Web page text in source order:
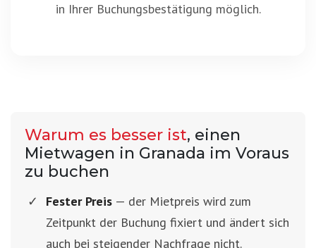
in Ihrer Buchungsbestätigung möglich.
Warum es besser ist, einen
Mietwagen in Granada im Voraus
zu buchen
Fester Preis — der Mietpreis wird zum
Zeitpunkt der Buchung fixiert und ändert sich
auch bei steigender Nachfrage nicht.